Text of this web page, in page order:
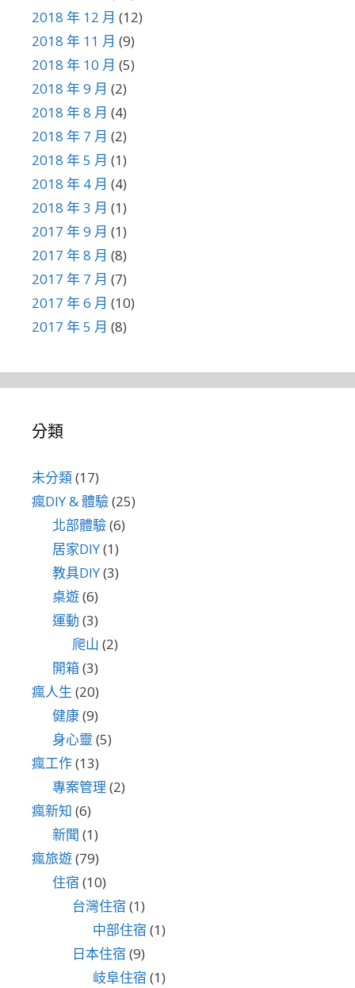
2018 年 12 月 (12)
2018 年 11 月 (9)
2018 年 10 月 (5)
2018 年 9 月 (2)
2018 年 8 月 (4)
2018 年 7 月 (2)
2018 年 5 月 (1)
2018 年 4 月 (4)
2018 年 3 月 (1)
2017 年 9 月 (1)
2017 年 8 月 (8)
2017 年 7 月 (7)
2017 年 6 月 (10)
2017 年 5 月 (8)
分類
未分類(17)
瘋DIY & 體驗(25)
北部體驗(6)
居家DIY(1)
教具DIY(3)
桌遊(6)
運動 (3)
爬山 (2)
開箱(3)
瘋人生 (20)
健康(9)
身心靈 (5)
瘋工作(13)
專案管理 (2)
瘋新知 (6)
新聞 (1)
瘋旅遊(79)
住宿 (10)
台灣住宿 (1)
中部住宿 (1)
日本住宿 (9)
岐阜住宿 (1)